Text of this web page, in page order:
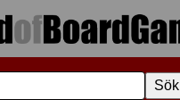
Sök